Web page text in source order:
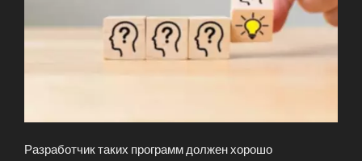
Разработчик таких программ должен хорошо